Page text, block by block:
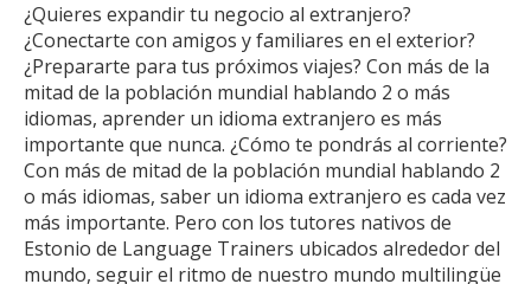
¿Quieres expandir tu negocio al extranjero?
¿Conectarte con amigos y familiares en el exterior?
¿Prepararte para tus próximos viajes? Con más de la
mitad de la población mundial hablando 2 o más
idiomas, aprender un idioma extranjero es más
importante que nunca. ¿Cómo te pondrás al corriente?
Con más de mitad de la población mundial hablando 2
o más idiomas, saber un idioma extranjero es cada vez
más importante. Pero con los tutores nativos de
Estonio de Language Trainers ubicados alrededor del
mundo, seguir el ritmo de nuestro mundo multilingüe